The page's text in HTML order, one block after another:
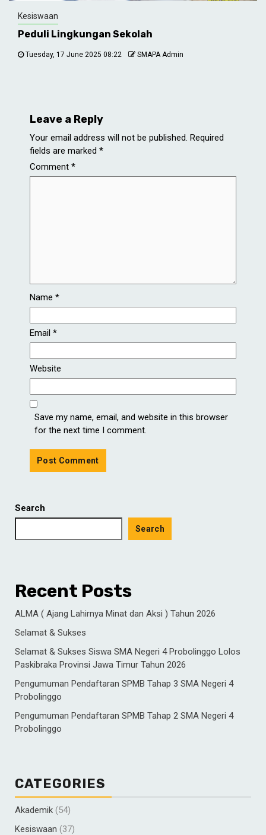
Kesiswaan
Peduli Lingkungan Sekolah
Tuesday, 17 June 2025 08:22 SMAPA Admin
Leave a Reply
Your email address will not be published. Required
fields are marked *
Comment *
Name *
Email *
Website
Save my name, email, and website in this browser
for the next time I comment.
Search
Search
Recent Posts
ALMA ( Ajang Lahirnya Minat dan Aksi ) Tahun 2026
Selamat & Sukses
Selamat & Sukses Siswa SMA Negeri 4 Probolinggo Lolos
Paskibraka Provinsi Jawa Timur Tahun 2026
Pengumuman Pendaftaran SPMB Tahap 3 SMA Negeri 4
Probolinggo
Pengumuman Pendaftaran SPMB Tahap 2 SMA Negeri 4
Probolinggo
CATEGORIES
Akademik (54)
Kesiswaan (37)